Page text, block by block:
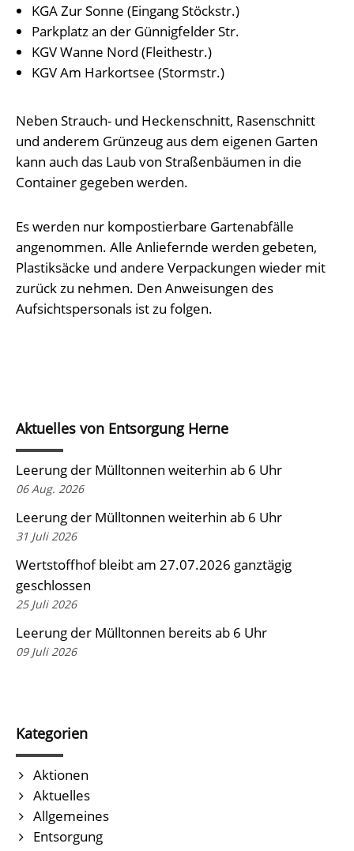
KGA Zur Sonne (Eingang Stöckstr.)
Parkplatz an der Günnigfelder Str.
KGV Wanne Nord (Fleithestr.)
KGV Am Harkortsee (Stormstr.)
Neben Strauch- und Heckenschnitt, Rasenschnitt
und anderem Grünzeug aus dem eigenen Garten
kann auch das Laub von Straßenbäumen in die
Container gegeben werden.
Es werden nur kompostierbare Gartenabfälle
angenommen. Alle Anliefernde werden gebeten,
Plastiksäcke und andere Verpackungen wieder mit
zurück zu nehmen. Den Anweisungen des
Aufsichtspersonals ist zu folgen.
Aktuelles von Entsorgung Herne
Leerung der Mülltonnen weiterhin ab 6 Uhr
06 Aug. 2026
Leerung der Mülltonnen weiterhin ab 6 Uhr
31 Juli 2026
Wertstoffhof bleibt am 27.07.2026 ganztägig
geschlossen
25 Juli 2026
Leerung der Mülltonnen bereits ab 6 Uhr
09 Juli 2026
Kategorien
Aktionen
Aktuelles
Allgemeines
Entsorgung